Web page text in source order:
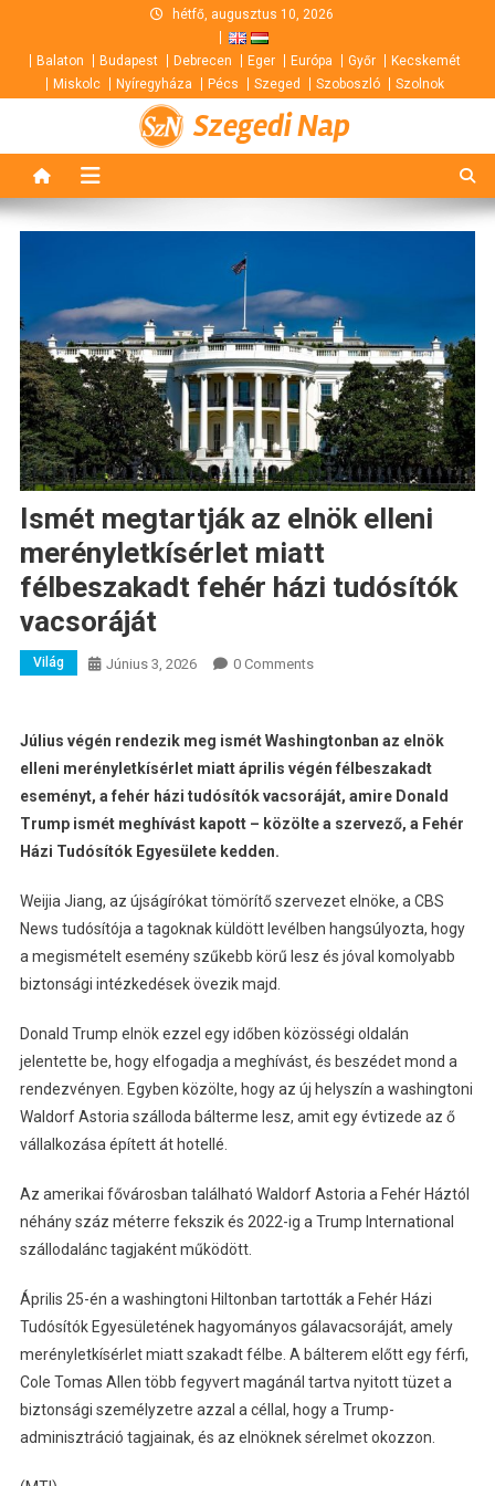
content
hétfő, augusztus 10, 2026
Balaton Budapest Debrecen Eger Európa Győr
Kecskemét
Miskolc
Nyíregyháza Pécs Szeged Szoboszló Szolnok
Szegedi Nap
Ismét megtartják az elnök elleni
merényletkísérlet miatt
félbeszakadt fehér házi tudósítók
vacsoráját
Világ Június 3, 2026 0 Comments
Július végén rendezik meg ismét Washingtonban az elnök
elleni merényletkísérlet miatt április végén félbeszakadt
eseményt, a fehér házi tudósítók vacsoráját, amire Donald
Trump ismét meghívást kapott – közölte a szervező, a Fehér
Házi Tudósítók Egyesülete kedden.
Weijia Jiang, az újságírókat tömörítő szervezet elnöke, a CBS
News tudósítója a tagoknak küldött levélben hangsúlyozta, hogy
a megismételt esemény szűkebb körű lesz és jóval komolyabb
biztonsági intézkedések övezik majd.
Donald Trump elnök ezzel egy időben közösségi oldalán
jelentette be, hogy elfogadja a meghívást, és beszédet mond a
rendezvényen. Egyben közölte, hogy az új helyszín a washingtoni
Waldorf Astoria szálloda bálterme lesz, amit egy évtizede az ő
vállalkozása épített át hotellé.
Az amerikai fővárosban található Waldorf Astoria a Fehér Háztól
néhány száz méterre fekszik és 2022-ig a Trump International
szállodalánc tagjaként működött.
Április 25-én a washingtoni Hiltonban tartották a Fehér Házi
Tudósítók Egyesületének hagyományos gálavacsoráját, amely
merényletkísérlet miatt szakadt félbe. A bálterem előtt egy férfi,
Cole Tomas Allen több fegyvert magánál tartva nyitott tüzet a
biztonsági személyzetre azzal a céllal, hogy a Trump-
adminisztráció tagjainak, és az elnöknek sérelmet okozzon.